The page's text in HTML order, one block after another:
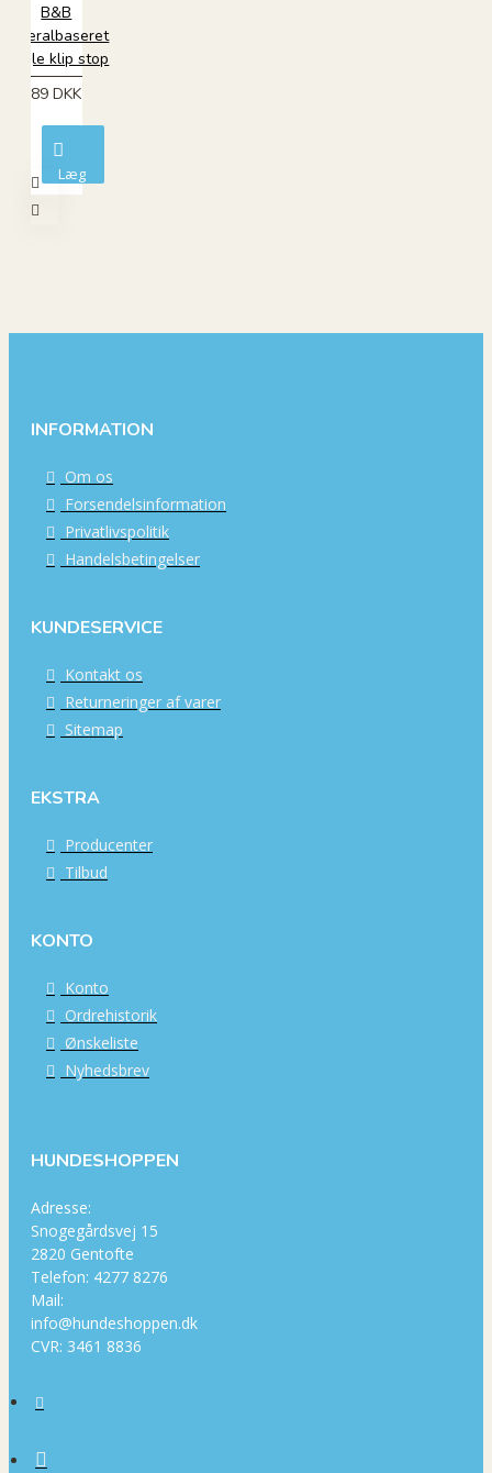
B&B
Mineralbaseret
Negle klip stop
89 DKK
Læg
i
INFORMATION
Om os
Forsendelsinformation
Privatlivspolitik
Handelsbetingelser
KUNDESERVICE
Kontakt os
Returneringer af varer
Sitemap
EKSTRA
Producenter
Tilbud
KONTO
Konto
Ordrehistorik
Ønskeliste
Nyhedsbrev
HUNDESHOPPEN
Adresse:
Snogegårdsvej 15
2820 Gentofte
Telefon: 4277 8276
Mail:
info@hundeshoppen.dk
CVR: 3461 8836